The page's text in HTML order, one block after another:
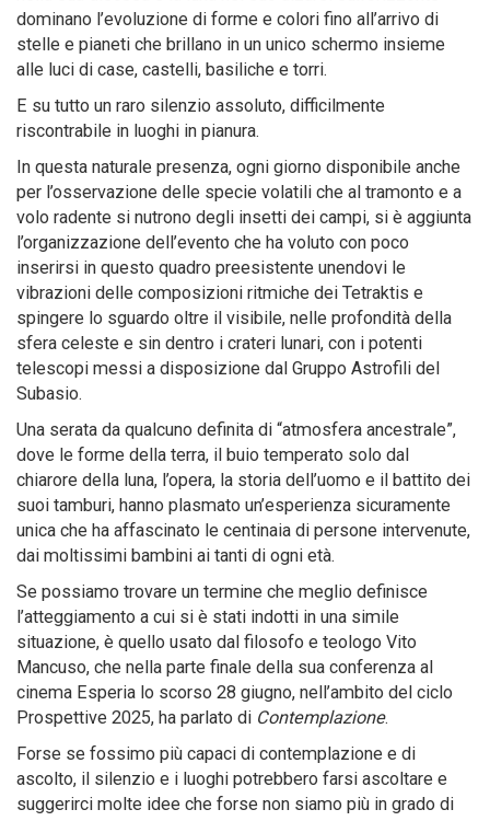
dominano l’evoluzione di forme e colori fino all’arrivo di
stelle e pianeti che brillano in un unico schermo insieme
alle luci di case, castelli, basiliche e torri.
E su tutto un raro silenzio assoluto, difficilmente
riscontrabile in luoghi in pianura.
In questa naturale presenza, ogni giorno disponibile anche
per l’osservazione delle specie volatili che al tramonto e a
volo radente si nutrono degli insetti dei campi, si è aggiunta
l’organizzazione dell’evento che ha voluto con poco
inserirsi in questo quadro preesistente unendovi le
vibrazioni delle composizioni ritmiche dei Tetraktis e
spingere lo sguardo oltre il visibile, nelle profondità della
sfera celeste e sin dentro i crateri lunari, con i potenti
telescopi messi a disposizione dal Gruppo Astrofili del
Subasio.
Una serata da qualcuno definita di “atmosfera ancestrale”,
dove le forme della terra, il buio temperato solo dal
chiarore della luna, l’opera, la storia dell’uomo e il battito dei
suoi tamburi, hanno plasmato un’esperienza sicuramente
unica che ha affascinato le centinaia di persone intervenute,
dai moltissimi bambini ai tanti di ogni età.
Se possiamo trovare un termine che meglio definisce
l’atteggiamento a cui si è stati indotti in una simile
situazione, è quello usato dal filosofo e teologo Vito
Mancuso, che nella parte finale della sua conferenza al
cinema Esperia lo scorso 28 giugno, nell’ambito del ciclo
Prospettive 2025, ha parlato di Contemplazione.
Forse se fossimo più capaci di contemplazione e di
ascolto, il silenzio e i luoghi potrebbero farsi ascoltare e
suggerirci molte idee che forse non siamo più in grado di